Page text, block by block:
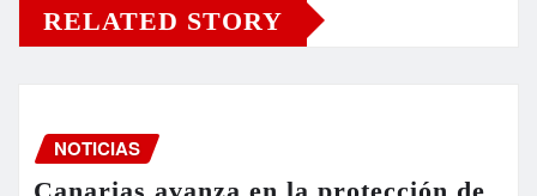
RELATED STORY
NOTICIAS